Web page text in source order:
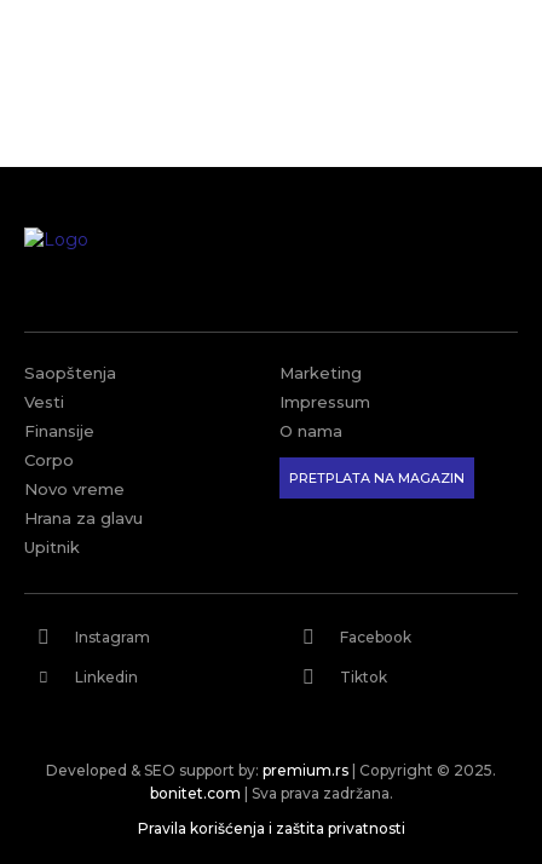
Saopštenja
Vesti
Finansije
Corpo
Novo vreme
Hrana za glavu
Upitnik
Marketing
Impressum
O nama
PRETPLATA NA MAGAZIN
Instagram Facebook
Linkedin Tiktok
Developed & SEO support by: premium.rs | Copyright © 2025.
bonitet.com | Sva prava zadržana.
Pravila korišćenja i zaštita privatnosti